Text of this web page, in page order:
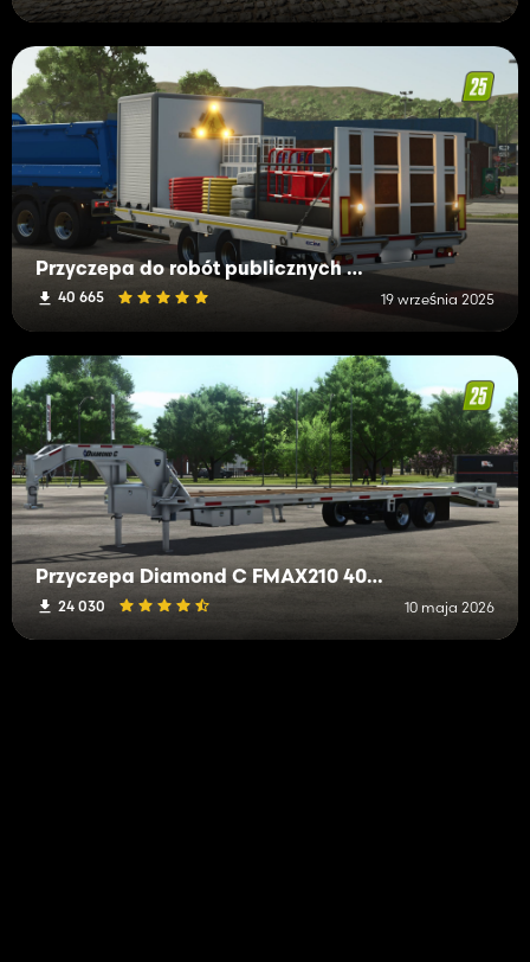
Przyczepa do robót publicznych ECIM
40 665 19 września 2025
Przyczepa Diamond C FMAX210 40 stóp typu gooseneck
24 030 10 maja 2026